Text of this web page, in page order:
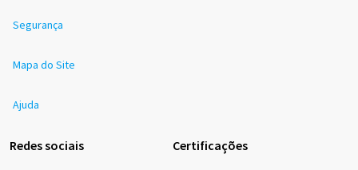
Segurança
Mapa do Site
Ajuda
Redes sociais Certificações